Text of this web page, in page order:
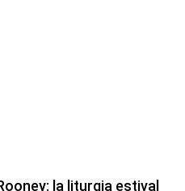
la liturgia estival